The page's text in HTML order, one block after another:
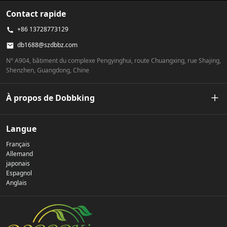
Contact rapide
+86 13728773129
db1688@szdbbz.com
N° A904, bâtiment du complexe Pengyinghui, route Chuangxing, rue Shajing,
Shenzhen, Guangdong, Chine
À propos de Dobbking
Notre histoire
Politique de confidentialité
Nous contacter
Langue
Français
Allemand
japonais
Espagnol
Anglais